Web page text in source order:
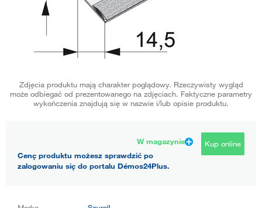
Zdjęcia produktu mają charakter poglądowy. Rzeczywisty wygląd
może odbiegać od prezentowanego na zdjęciach. Faktyczne parametry
wykończenia znajdują się w nazwie i/lub opisie produktu.
W magazynie
Cenę produktu możesz sprawdzić po
zalogowaniu się do portalu Démos24Plus.
Kup online